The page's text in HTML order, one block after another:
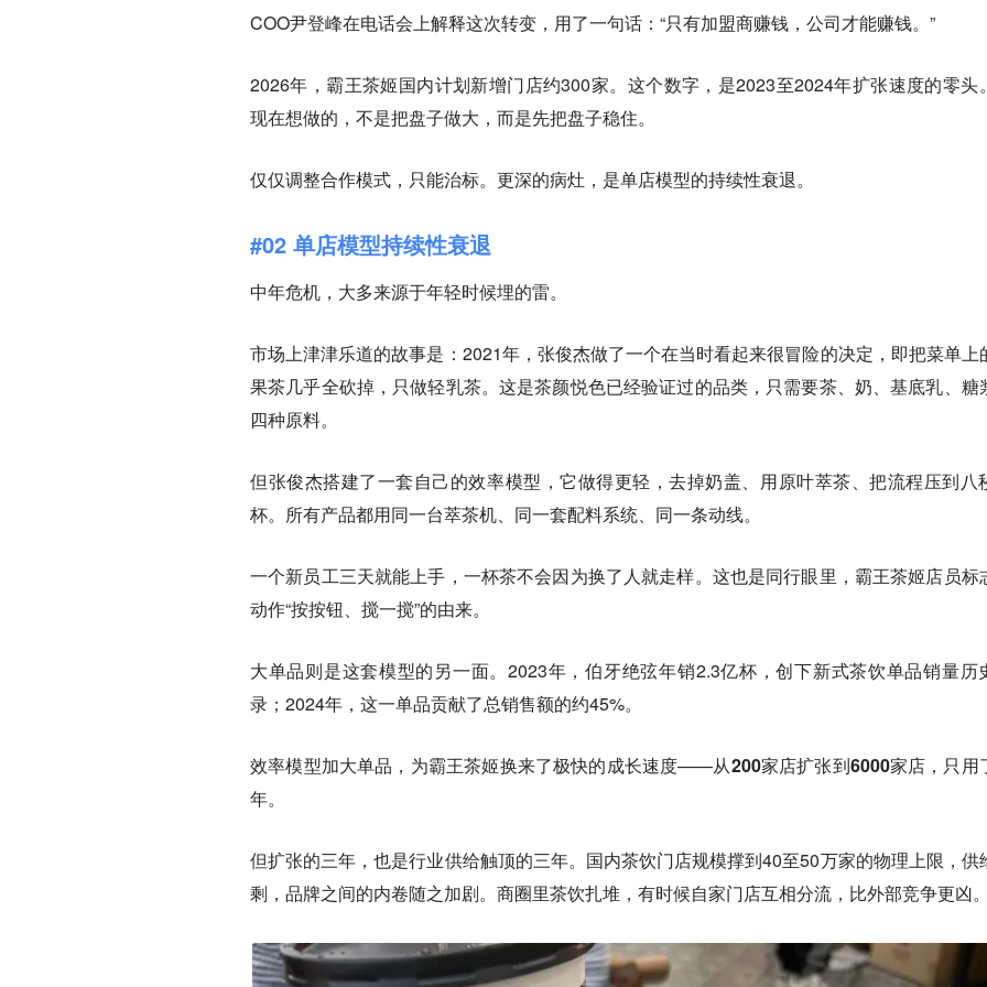
COO尹登峰在电话会上解释这次转变，用了一句话：“只有加盟商赚钱，公司才能赚钱。”
2026年，霸王茶姬国内计划新增门店约300家。这个数字，是2023至2024年扩张速度的零头。
现在想做的，不是把盘子做大，而是先把盘子稳住。
仅仅调整合作模式，只能治标。更深的病灶，是单店模型的持续性衰退。
#02 单店模型持续性衰退
中年危机，大多来源于年轻时候埋的雷。
市场上津津乐道的故事是：2021年，张俊杰做了一个在当时看起来很冒险的决定，即把菜单上
果茶几乎全砍掉，只做轻乳茶。这是茶颜悦色已经验证过的品类，只需要茶、奶、基底乳、糖
四种原料。
但张俊杰搭建了一套自己的效率模型，它做得更轻，去掉奶盖、用原叶萃茶、把流程压到八
杯。所有产品都用同一台萃茶机、同一套配料系统、同一条动线。
一个新员工三天就能上手，一杯茶不会因为换了人就走样。这也是同行眼里，霸王茶姬店员标
动作“按按钮、搅一搅”的由来。
大单品则是这套模型的另一面。2023年，伯牙绝弦年销2.3亿杯，创下新式茶饮单品销量历
录；2024年，这一单品贡献了总销售额的约45%。
效率模型加大单品，为霸王茶姬换来了极快的成长速度——从200家店扩张到6000家店，只用
年。
但扩张的三年，也是行业供给触顶的三年。国内茶饮门店规模撑到40至50万家的物理上限，供
剩，品牌之间的内卷随之加剧。商圈里茶饮扎堆，有时候自家门店互相分流，比外部竞争更凶。